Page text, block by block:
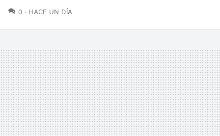
0 COMENTARIOS
HACE UN DÍA